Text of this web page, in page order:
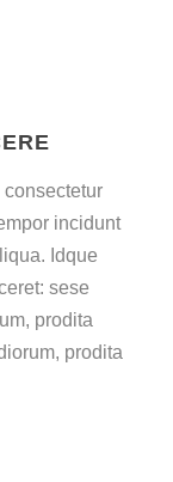
consectetur
incidunt
Idque
sese
prodita
prodita